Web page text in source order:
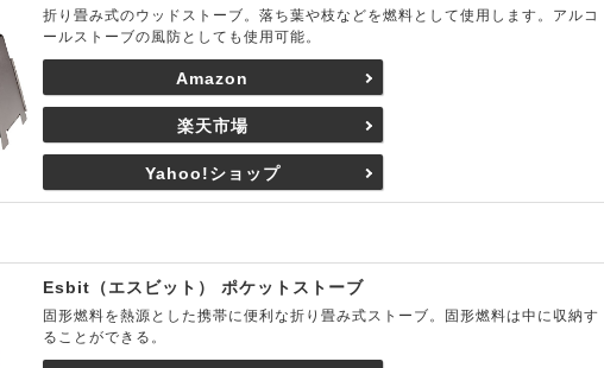
折り畳み式のウッドストーブ。落ち葉や枝などを燃料として使用します。アルコ
ールストーブの風防としても使用可能。
Amazon
楽天市場
Yahoo!ショップ
Esbit（エスビット） ポケットストーブ
固形燃料を熱源とした携帯に便利な折り畳み式ストーブ。固形燃料は中に収納す
ることができる。